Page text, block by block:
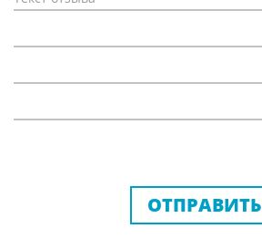
ОТПРАВИТЬ